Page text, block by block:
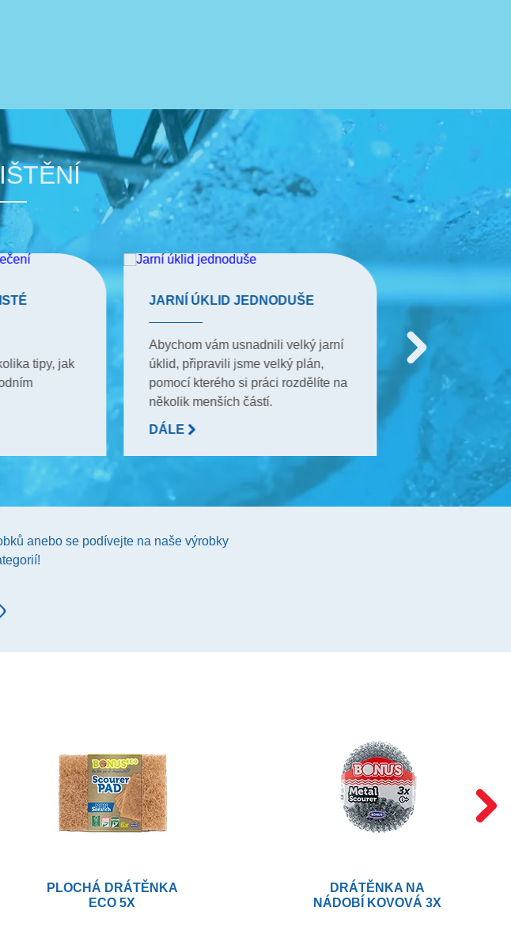
tipy, jak
JARNÍ ÚKLID JEDNODUŠE
Abychom vám usnadnili velký jarní
úklid, připravili jsme velký plán,
pomocí kterého si práci rozdělíte na
několik menších částí.
DÁLE
ÚKLIDOVÝ
Sedm denní
Přečtěte si,
kroky při úklidu.
anebo se podívejte na naše výrobky
PLOCHÁ DRÁTĚNKA
ECO 5X
DRÁTĚNKA NA
NÁDOBÍ KOVOVÁ 3X